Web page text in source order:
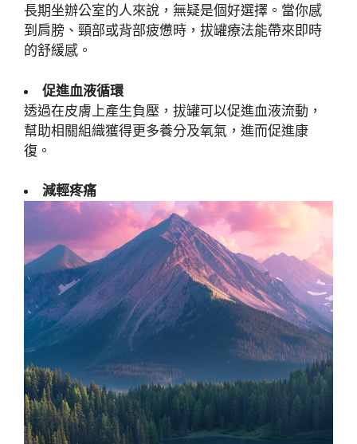
長期坐辦公室的人來說，無疑是個好選擇。當你感
到肩膀、頸部或背部疲憊時，拔罐療法能帶來即時
的舒緩感。
促進血液循環
透過在皮膚上產生負壓，拔罐可以促進血液流動，
幫助相關組織獲得更多養分及氧氣，進而促進康
復。
減輕疼痛